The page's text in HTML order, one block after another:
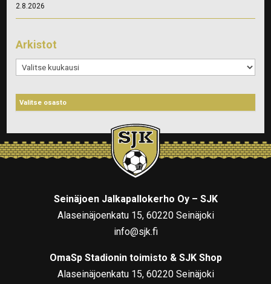
2.8.2026
Arkistot
Arkistot
Seinäjoen Jalkapallokerho Oy – SJK
Alaseinäjoenkatu 15, 60220 Seinäjoki
info@sjk.fi
OmaSp Stadionin toimisto & SJK Shop
Alaseinäjoenkatu 15, 60220 Seinäjoki